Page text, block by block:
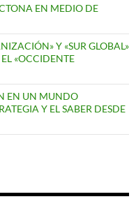
EN MEDIO DE
Y «SUR GLOBAL»
«OCCIDENTE
EN UN MUNDO
Y EL SABER DESDE